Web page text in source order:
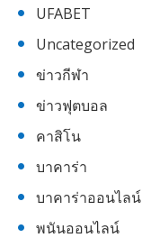
UFABET
Uncategorized
ข่าวกีฬา
ข่าวฟุตบอล
คาสิโน
บาคาร่า
บาคาร่าออนไลน์
พนันออนไลน์